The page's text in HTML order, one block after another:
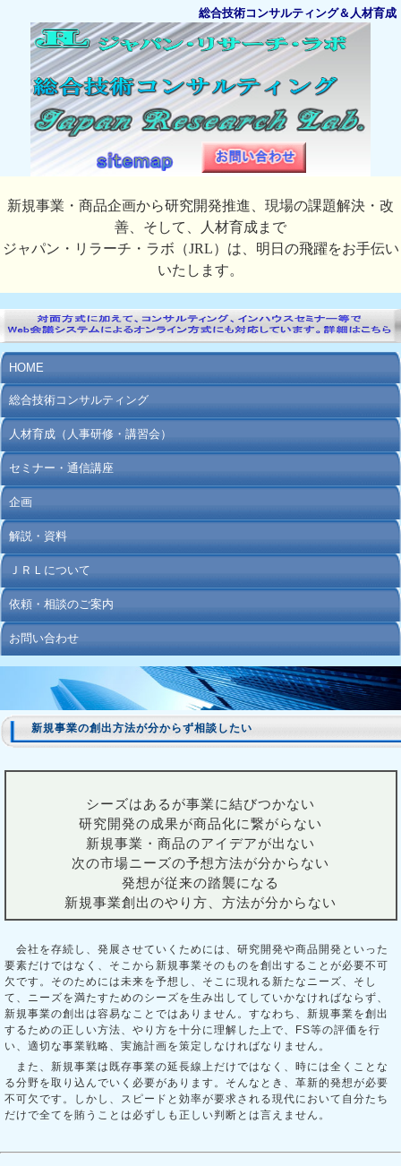
総合技術コンサルティング＆人材育成
新規事業・商品企画から研究開発推進、現場の課題解決・改
善、そして、人材育成まで
ジャパン・リラーチ・ラボ（JRL）は、明日の飛躍をお手伝い
いたします。
HOME
総合技術コンサルティング
人材育成（人事研修・講習会）
セミナー・通信講座
企画
解説・資料
ＪＲＬについて
依頼・相談のご案内
お問い合わせ
新規事業の創出方法が分からず相談したい
シーズはあるが事業に結びつかない
研究開発の成果が商品化に繋がらない
新規事業・商品のアイデアが出ない
次の市場ニーズの予想方法が分からない
発想が従来の踏襲になる
新規事業創出のやり方、方法が分からない
会社を存続し、発展させていくためには、研究開発や商品開発といった
要素だけではなく、そこから新規事業そのものを創出することが必要不可
欠です。そのためには未来を予想し、そこに現れる新たなニーズ、そし
て、ニーズを満たすためのシーズを生み出してしていかなければならず、
新規事業の創出は容易なことではありません。すなわち、新規事業を創出
するための正しい方法、やり方を十分に理解した上で、FS等の評価を行
い、適切な事業戦略、実施計画を策定しなければなりません。
また、新規事業は既存事業の延長線上だけではなく、時には全くことな
る分野を取り込んでいく必要があります。そんなとき、革新的発想が必要
不可欠です。しかし、スピードと効率が要求される現代において自分たち
だけで全てを賄うことは必ずしも正しい判断とは言えません。